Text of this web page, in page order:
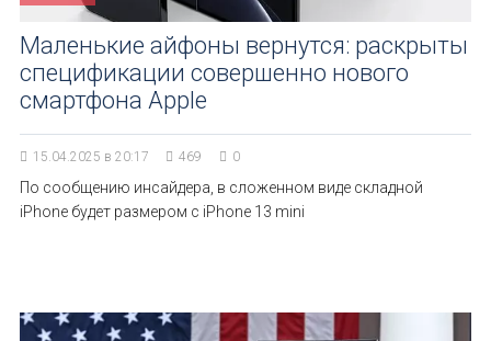
Маленькие айфоны вернутся: раскрыты
спецификации совершенно нового
смартфона Apple
15.04.2025 в 20:17 469 0
По сообщению инсайдера, в сложенном виде складной
iPhone будет размером с iPhone 13 mini